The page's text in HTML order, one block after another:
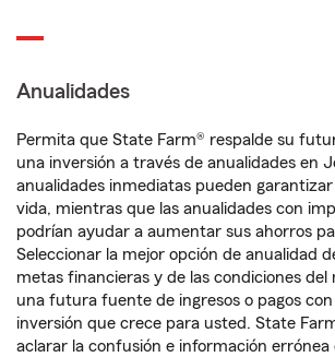
Anualidades
Permita que State Farm® respalde su
una inversión a través de anualidades en
anualidades inmediatas pueden
vida, mientras que las anualidades con
podrían ayudar a aumentar sus ahorros
Seleccionar la mejor opción de anualidad
metas financieras y de las condiciones del
una futura fuente de ingresos o pagos
inversión que crece para usted. State
aclarar la confusión e información